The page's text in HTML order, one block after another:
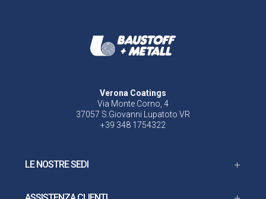
Verona Coatings
Via Monte Corno, 4
37057 S.Giovanni Lupatoto VR
+39 348 1754322
LE NOSTRE SEDI